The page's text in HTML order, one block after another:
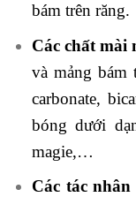
bám trên răng.
Các chất mài
và mảng bám
carbonate,
bóng dưới
magie,…
Các tác